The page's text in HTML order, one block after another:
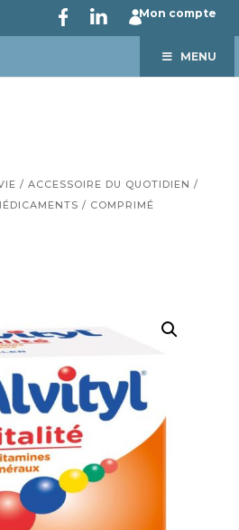
Mon compte
MENU
/ ACCESSOIRE DU QUOTIDIEN /
/ COMPRIMÉ